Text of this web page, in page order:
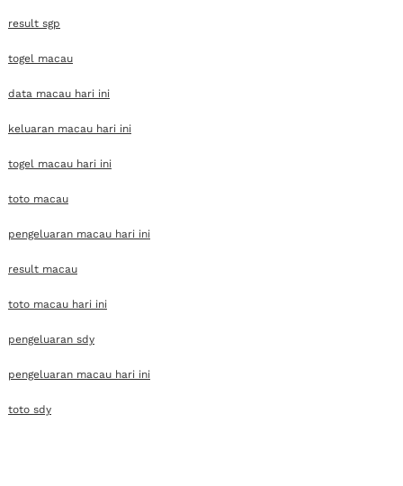
result sgp
togel macau
data macau hari ini
keluaran macau hari ini
togel macau hari ini
toto macau
pengeluaran macau hari ini
result macau
toto macau hari ini
pengeluaran sdy
pengeluaran macau hari ini
toto sdy